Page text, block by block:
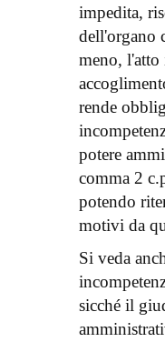
impedita,
dell'organo
meno, l'atto
rende
potere
comma 2
potendo
motivi da
Si veda
sicché il